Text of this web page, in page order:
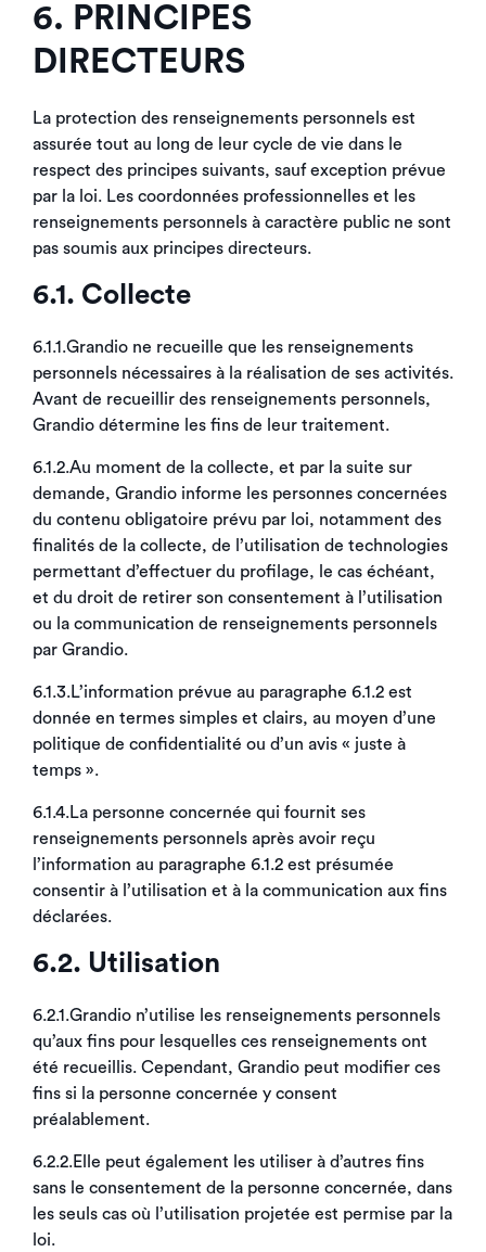
6. PRINCIPES
DIRECTEURS
La protection des renseignements personnels est
assurée tout au long de leur cycle de vie dans le
respect des principes suivants, sauf exception prévue
par la loi. Les coordonnées professionnelles et les
renseignements personnels à caractère public ne sont
pas soumis aux principes directeurs.
6.1. Collecte
6.1.1.Grandio ne recueille que les renseignements
personnels nécessaires à la réalisation de ses activités.
Avant de recueillir des renseignements personnels,
Grandio détermine les fins de leur traitement.
6.1.2.Au moment de la collecte, et par la suite sur
demande, Grandio informe les personnes concernées
du contenu obligatoire prévu par loi, notamment des
finalités de la collecte, de l’utilisation de technologies
permettant d’effectuer du profilage, le cas échéant,
et du droit de retirer son consentement à l’utilisation
ou la communication de renseignements personnels
par Grandio.
6.1.3.L’information prévue au paragraphe 6.1.2 est
donnée en termes simples et clairs, au moyen d’une
politique de confidentialité ou d’un avis « juste à
temps ».
6.1.4.La personne concernée qui fournit ses
renseignements personnels après avoir reçu
l’information au paragraphe 6.1.2 est présumée
consentir à l’utilisation et à la communication aux fins
déclarées.
6.2. Utilisation
6.2.1.Grandio n’utilise les renseignements personnels
qu’aux fins pour lesquelles ces renseignements ont
été recueillis. Cependant, Grandio peut modifier ces
fins si la personne concernée y consent
préalablement.
6.2.2.Elle peut également les utiliser à d’autres fins
sans le consentement de la personne concernée, dans
les seuls cas où l’utilisation projetée est permise par la
loi.